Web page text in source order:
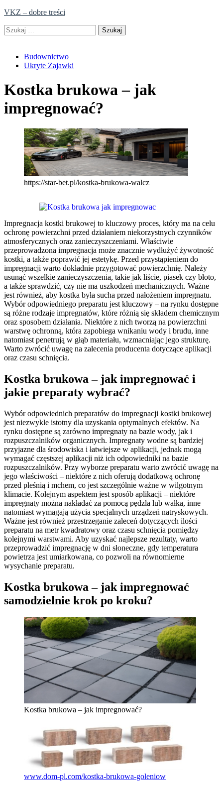
Skip
content
VKZ – dobre treści
Szukaj:
Budownictwo
Ukryte Zajawki
Kostka brukowa – jak
impregnować?
https://star-bet.pl/kostka-brukowa-walcz
Impregnacja kostki brukowej to kluczowy proces, który ma na celu
ochronę powierzchni przed działaniem niekorzystnych czynników
atmosferycznych oraz zanieczyszczeniami. Właściwie
przeprowadzona impregnacja może znacznie wydłużyć żywotność
kostki, a także poprawić jej estetykę. Przed przystąpieniem do
impregnacji warto dokładnie przygotować powierzchnię. Należy
usunąć wszelkie zanieczyszczenia, takie jak liście, piasek czy błoto,
a także sprawdzić, czy nie ma uszkodzeń mechanicznych. Ważne
jest również, aby kostka była sucha przed nałożeniem impregnatu.
Wybór odpowiedniego preparatu jest kluczowy – na rynku dostępne
są różne rodzaje impregnatów, które różnią się składem chemicznym
oraz sposobem działania. Niektóre z nich tworzą na powierzchni
warstwę ochronną, która zapobiega wnikaniu wody i brudu, inne
natomiast penetrują w głąb materiału, wzmacniając jego strukturę.
Warto zwrócić uwagę na zalecenia producenta dotyczące aplikacji
oraz czasu schnięcia.
Kostka brukowa – jak impregnować i
jakie preparaty wybrać?
Wybór odpowiednich preparatów do impregnacji kostki brukowej
jest niezwykle istotny dla uzyskania optymalnych efektów. Na
rynku dostępne są zarówno impregnaty na bazie wody, jak i
rozpuszczalników organicznych. Impregnaty wodne są bardziej
przyjazne dla środowiska i łatwiejsze w aplikacji, jednak mogą
wymagać częstszej aplikacji niż ich odpowiedniki na bazie
rozpuszczalników. Przy wyborze preparatu warto zwrócić uwagę na
jego właściwości – niektóre z nich oferują dodatkową ochronę
przed pleśnią i mchem, co jest szczególnie ważne w wilgotnym
klimacie. Kolejnym aspektem jest sposób aplikacji – niektóre
impregnaty można nakładać za pomocą pędzla lub wałka, inne
natomiast wymagają użycia specjalnych urządzeń natryskowych.
Ważne jest również przestrzeganie zaleceń dotyczących ilości
preparatu na metr kwadratowy oraz czasu schnięcia pomiędzy
kolejnymi warstwami. Aby uzyskać najlepsze rezultaty, warto
przeprowadzić impregnację w dni słoneczne, gdy temperatura
powietrza jest umiarkowana, co pozwoli na równomierne
wysychanie preparatu.
Kostka brukowa – jak impregnować
samodzielnie krok po kroku?
Kostka brukowa – jak impregnować?
www.dom-pl.com/kostka-brukowa-goleniow